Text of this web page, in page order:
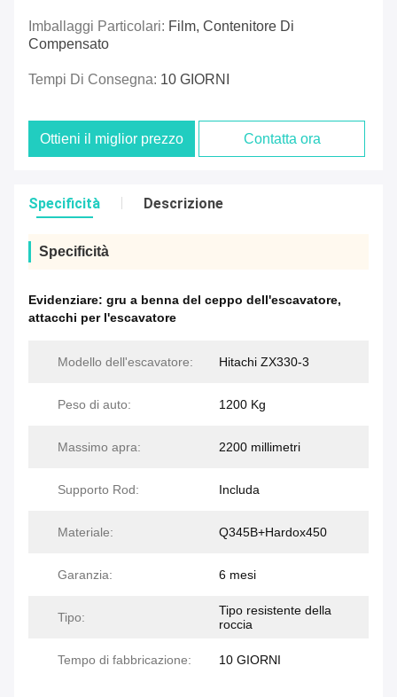
Imballaggi Particolari: Film, Contenitore Di
Compensato
Tempi Di Consegna: 10 GIORNI
Ottieni il miglior prezzo Contatta ora
Specificità Descrizione
Specificità
Evidenziare: gru a benna del ceppo dell'escavatore,
attacchi per l'escavatore
Modello dell'escavatore: Hitachi ZX330-3
Peso di auto: 1200 Kg
Massimo apra: 2200 millimetri
Supporto Rod: Includa
Materiale: Q345B+Hardox450
Garanzia: 6 mesi
Tipo:
Tipo resistente della
roccia
Tempo di fabbricazione: 10 GIORNI